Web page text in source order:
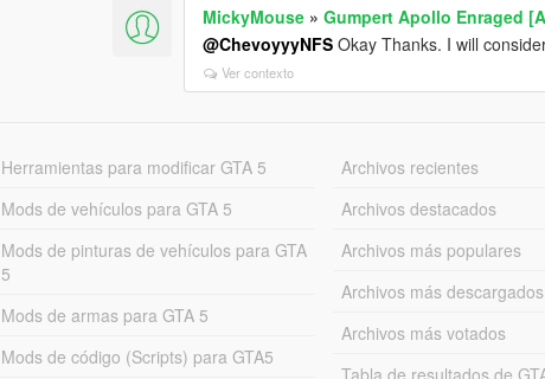
MickyMouse »Gumpert Apollo Enraged
@ChevoyyyNFS Okay Thanks. I will
Ver contexto
Herramientas para modificar GTA 5
Mods de vehículos para GTA 5
Mods de pinturas de vehículos para GTA
5
Mods de armas para GTA 5
Mods de código (Scripts) para GTA5
Archivos recientes
Archivos destacados
Archivos más populares
Archivos más descargados
Archivos más votados
Tabla de resultados de